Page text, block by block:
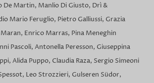
De Martin, Manlio Di Giusto, Drì &
Mario Feruglio, Pietro Galliussi, Grazia
Enrico Marras, Pina Meneghin
Pascoli, Antonella Peresson, Giuseppina
Alida Puppo, Claudia Raza, Sergio Simeoni
Leo Strozzieri, Gulseren Südor,